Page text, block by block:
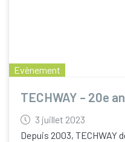
Evènement
TECHWAY – 20e
3 juillet 2023
Depuis 2003, TECHWAY